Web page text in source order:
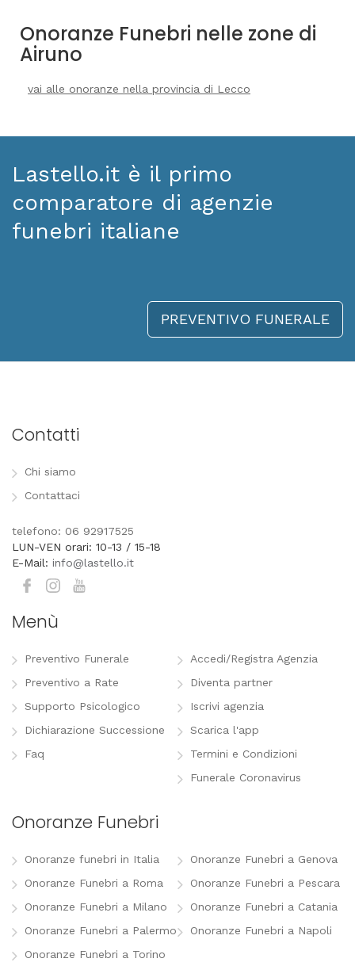
Onoranze Funebri nelle zone di
Airuno
vai alle onoranze nella provincia di Lecco
Lastello.it è il primo
comparatore di agenzie
funebri italiane
PREVENTIVO FUNERALE
Contatti
Chi siamo
Contattaci
telefono: 06 92917525
LUN-VEN orari: 10-13 / 15-18
E-Mail: info@lastello.it
Menù
Preventivo Funerale
Preventivo a Rate
Supporto Psicologico
Dichiarazione Successione
Faq
Accedi/Registra Agenzia
Diventa partner
Iscrivi agenzia
Scarica l'app
Termini e Condizioni
Funerale Coronavirus
Onoranze Funebri
Onoranze funebri in Italia
Onoranze Funebri a Roma
Onoranze Funebri a Milano
Onoranze Funebri a Palermo
Onoranze Funebri a Torino
Onoranze Funebri a Genova
Onoranze Funebri a Pescara
Onoranze Funebri a Catania
Onoranze Funebri a Napoli